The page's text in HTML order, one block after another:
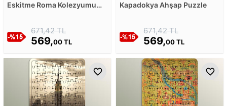
Eskitme Roma Kolezyumu
671,42 TL
569,00 TL
Kapadokya Ahşap Puzzle
671,42 TL
569,00 TL